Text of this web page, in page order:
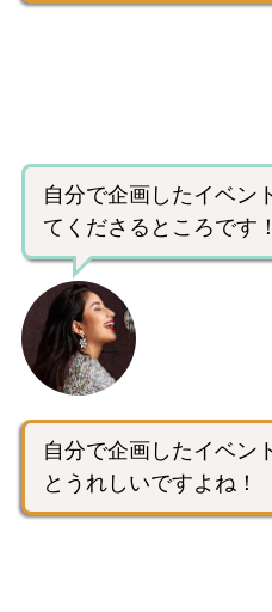
自分で企画したイベン
てくださるところです！
自分で企画したイベン
とうれしいですよね！